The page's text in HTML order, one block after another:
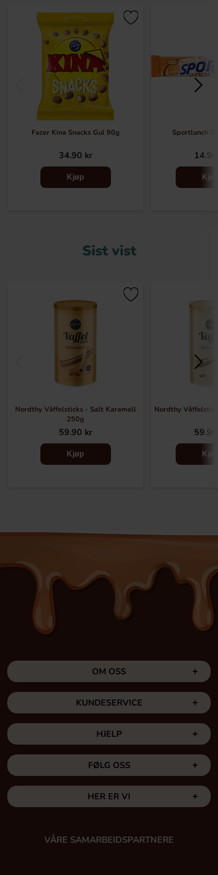
Fazer Kina Snacks Gul 90g
34.90 kr
Kjøp
Sportlunch
Sist vist
Nordthy Våffelsticks - Salt Karamell
250g
59.90 kr
Kjøp
Nordthy
OM OSS
KUNDESERVICE
HJELP
FØLG OSS
HER ER VI
VÅRE SAMARBEIDSPARTNERE